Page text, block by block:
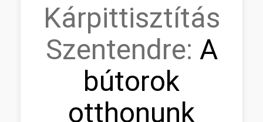
Kárpittisztítás
Szentendre: A
bútorok
otthonunk